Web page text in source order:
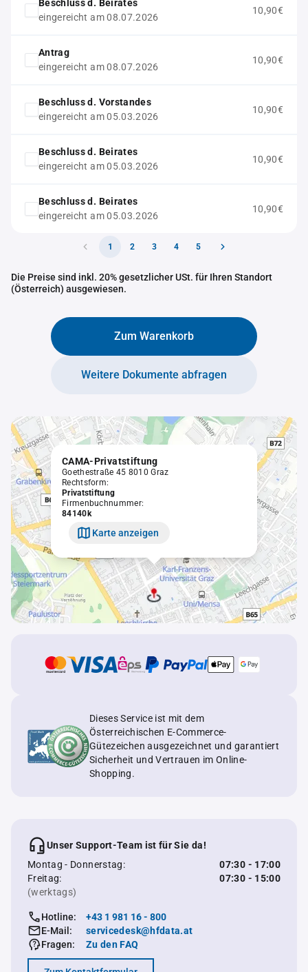
Beschluss d. Beirates
eingereicht am 08.07.2026
10,90€
Antrag
eingereicht am 08.07.2026
10,90€
Beschluss d. Vorstandes
eingereicht am 05.03.2026
10,90€
Beschluss d. Beirates
eingereicht am 05.03.2026
10,90€
Beschluss d. Beirates
eingereicht am 05.03.2026
10,90€
1 2 3 4 5
Die Preise sind inkl. 20% gesetzlicher USt. für Ihren Standort
(Österreich) ausgewiesen.
Zum Warenkorb
Weitere Dokumente abfragen
CAMA-Privatstiftung
Goethestraße 45 8010 Graz
Rechtsform:
Privatstiftung
Firmenbuchnummer:
84140k
Karte anzeigen
Dieses Service ist mit dem
Österreichischen E-Commerce-
Gütezeichen ausgezeichnet und garantiert
Sicherheit und Vertrauen im Online-
Shopping.
Unser Support-Team ist für Sie da!
Montag - Donnerstag:
07:30 - 17:00
Freitag:
07:30 - 15:00
(werktags)
Hotline:
+43 1 981 16 - 800
E-Mail:
servicedesk@hfdata.at
Fragen:
Zu den FAQ